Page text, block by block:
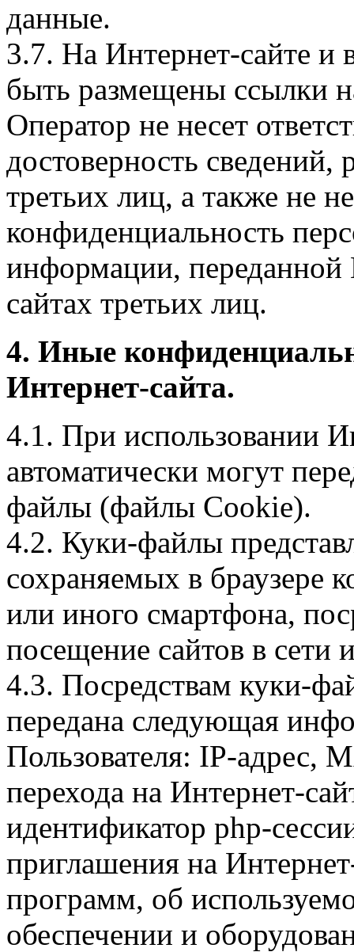
данные.
3.7. На Интернет-сайте
быть размещены ссылки
Оператор не несет
достоверность
третьих лиц, а также не
конфиденциальность
информации, переданной
сайтах третьих лиц.
4. Иные
Интернет-сайта.
4.1. При использовании
автоматически могут
файлы (файлы Cookie).
4.2. Куки-файлы
сохраняемых в браузере
или иного смартфона,
посещение сайтов в сети
4.3. Посредствам куки-
передана следующая
Пользователя: IP-адрес,
перехода на Интернет-
идентификатор php-
приглашения на
программ, об
обеспечении и